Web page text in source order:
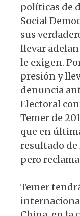
políticas de
Social
sus
llevar
le exigen.
presión y
denuncia
Electoral
Temer de
que en
resultado de
pero
Temer